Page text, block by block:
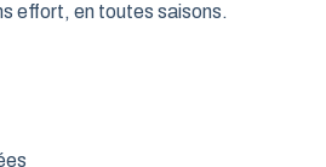
effort, en toutes saisons.